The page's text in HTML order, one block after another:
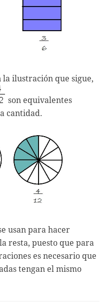
ilustración que sigue,
son equivalentes
cantidad.
usan para hacer
resta, puesto que para
es necesario que
tengan el mismo